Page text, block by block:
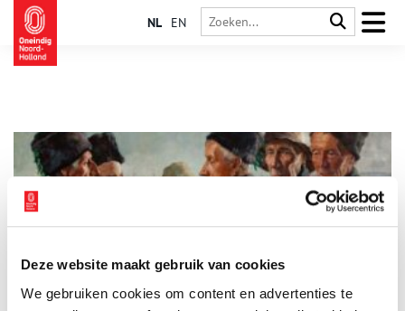
Deze website maakt gebruik van cookies
We gebruiken cookies om content en advertenties te
NL EN
De Duitse kunstschilder Georg Hering is vooral bekend van